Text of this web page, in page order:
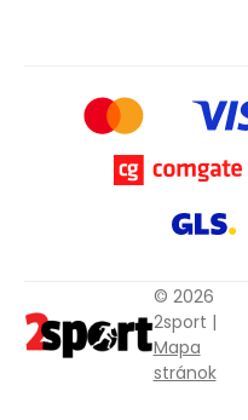
© 2026
2sport |
Mapa
stránok